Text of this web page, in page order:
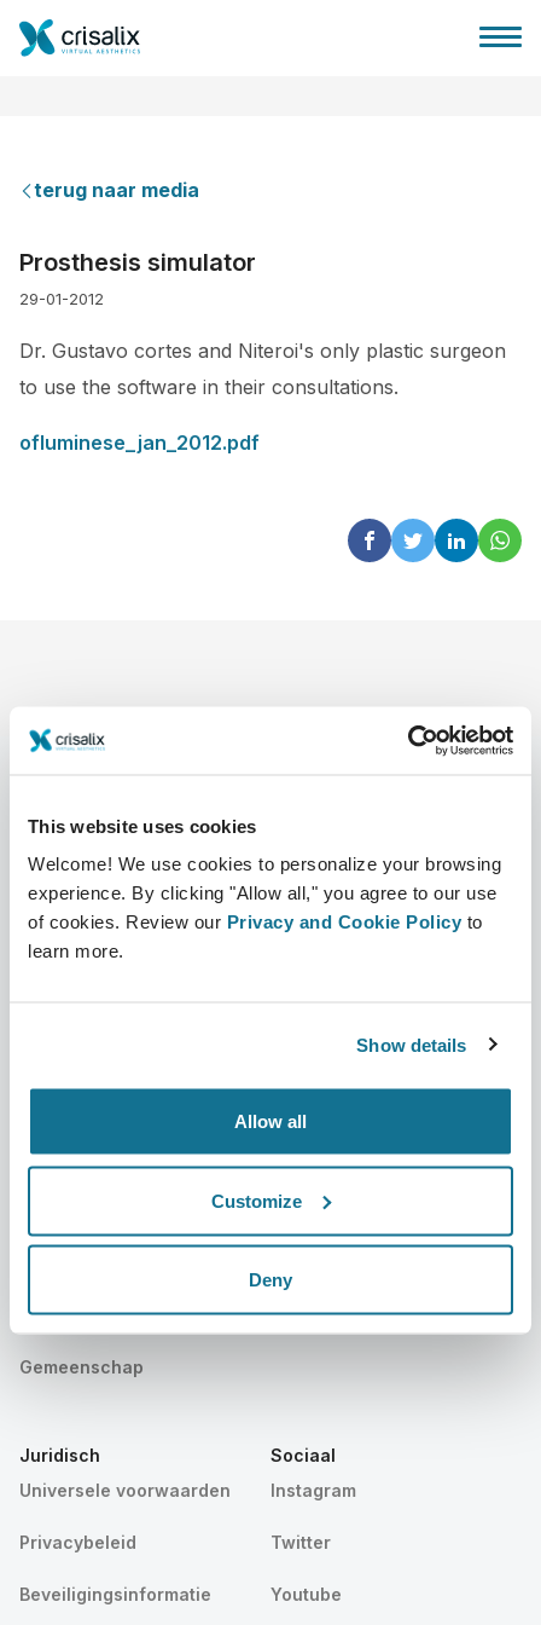
This website uses cookies
Welcome! We use cookies to personalize your browsing
experience. By clicking "Allow all," you agree to our use
of cookies. Review our Privacy and Cookie Policy to
learn more.
Show details
Allow all
Customize
Deny
Pakketten
Patiëntrecensies
terug naar media
Prosthesis simulator
29-01-2012
Dr. Gustavo cortes and Niteroi's only plastic surgeon
to use the software in their consultations.
ofluminese_jan_2012.pdf
Banen
Evenementen
Terug naar Chirurgen
3D business manager
Patiëntrecensies
Customer Stories
Patiënten
Vind een Crisalix Chirurg
Gemeenschap
Kennisbank
Juridisch
Universele voorwaarden
Privacybeleid
Beveiligingsinformatie
Sociaal
Instagram
Twitter
Youtube